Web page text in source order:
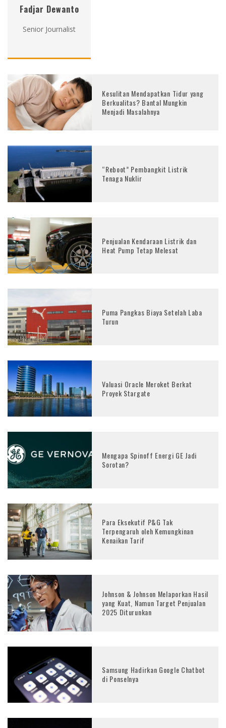
Fadjar Dewanto
Senior Journalist
Kesulitan Mendapatkan Tidur yang
Berkualitas? Bantal Mungkin
Menjadi Masalahnya
“Reboot” Pembangkit Listrik
Tenaga Nuklir
Penjualan Kendaraan Listrik dan
Heat Pump Tetap Melesat
Puma Pangkas Biaya Setelah Laba
Turun
Valuasi Oracle Meroket Berkat
Proyek Stargate
Mengapa Spinoff Energi GE Jadi
Sorotan?
Para Eksekutif P&G Tak
Terpengaruh oleh Kemungkinan
Kenaikan Tarif
Johnson & Johnson Melaporkan Hasil
yang Kuat, Namun Target Penjualan
2025 Diturunkan
Samsung Hadirkan Google Chatbot
di Ponselnya